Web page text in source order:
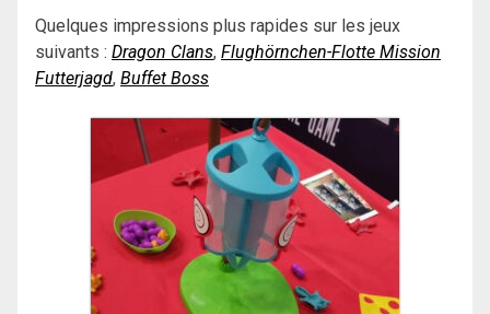
Quelques impressions plus rapides sur les jeux
suivants : Dragon Clans, Flughörnchen-Flotte Mission
Futterjagd, Buffet Boss